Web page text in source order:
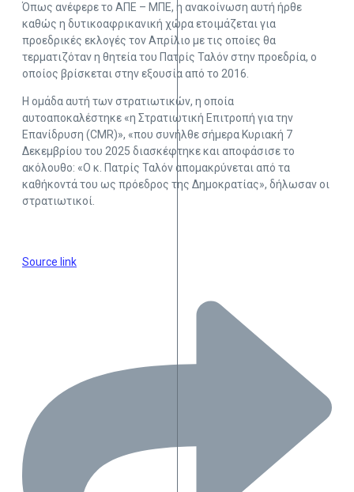
Όπως ανέφερε το ΑΠΕ – ΜΠΕ, η ανακοίνωση αυτή ήρθε
καθώς η δυτικοαφρικανική χώρα ετοιμάζεται για
προεδρικές εκλογές τον Απρίλιο με τις οποίες θα
τερματιζόταν η θητεία του Πατρίς Ταλόν στην προεδρία, ο
οποίος βρίσκεται στην εξουσία από το 2016.
Η ομάδα αυτή των στρατιωτικών, η οποία
αυτοαποκαλέστηκε «η Στρατιωτική Επιτροπή για την
Επανίδρυση (CMR)», «που συνήλθε σήμερα Κυριακή 7
Δεκεμβρίου του 2025 διασκέφτηκε και αποφάσισε το
ακόλουθο: «Ο κ. Πατρίς Ταλόν απομακρύνεται από τα
καθήκοντά του ως πρόεδρος της Δημοκρατίας», δήλωσαν οι
στρατιωτικοί.
Source link